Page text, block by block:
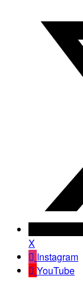
X
Instagram
YouTube